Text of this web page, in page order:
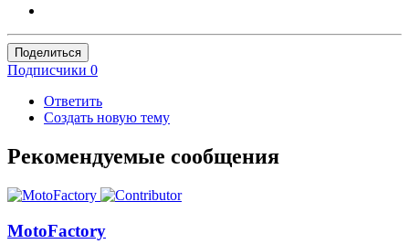
Поделиться
Подписчики 0
Ответить
Создать новую тему
Рекомендуемые сообщения
MotoFactory